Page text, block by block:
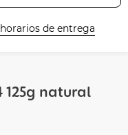
de entrega
natural